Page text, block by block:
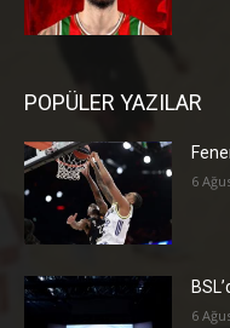
POPÜLER YAZILAR
6
6